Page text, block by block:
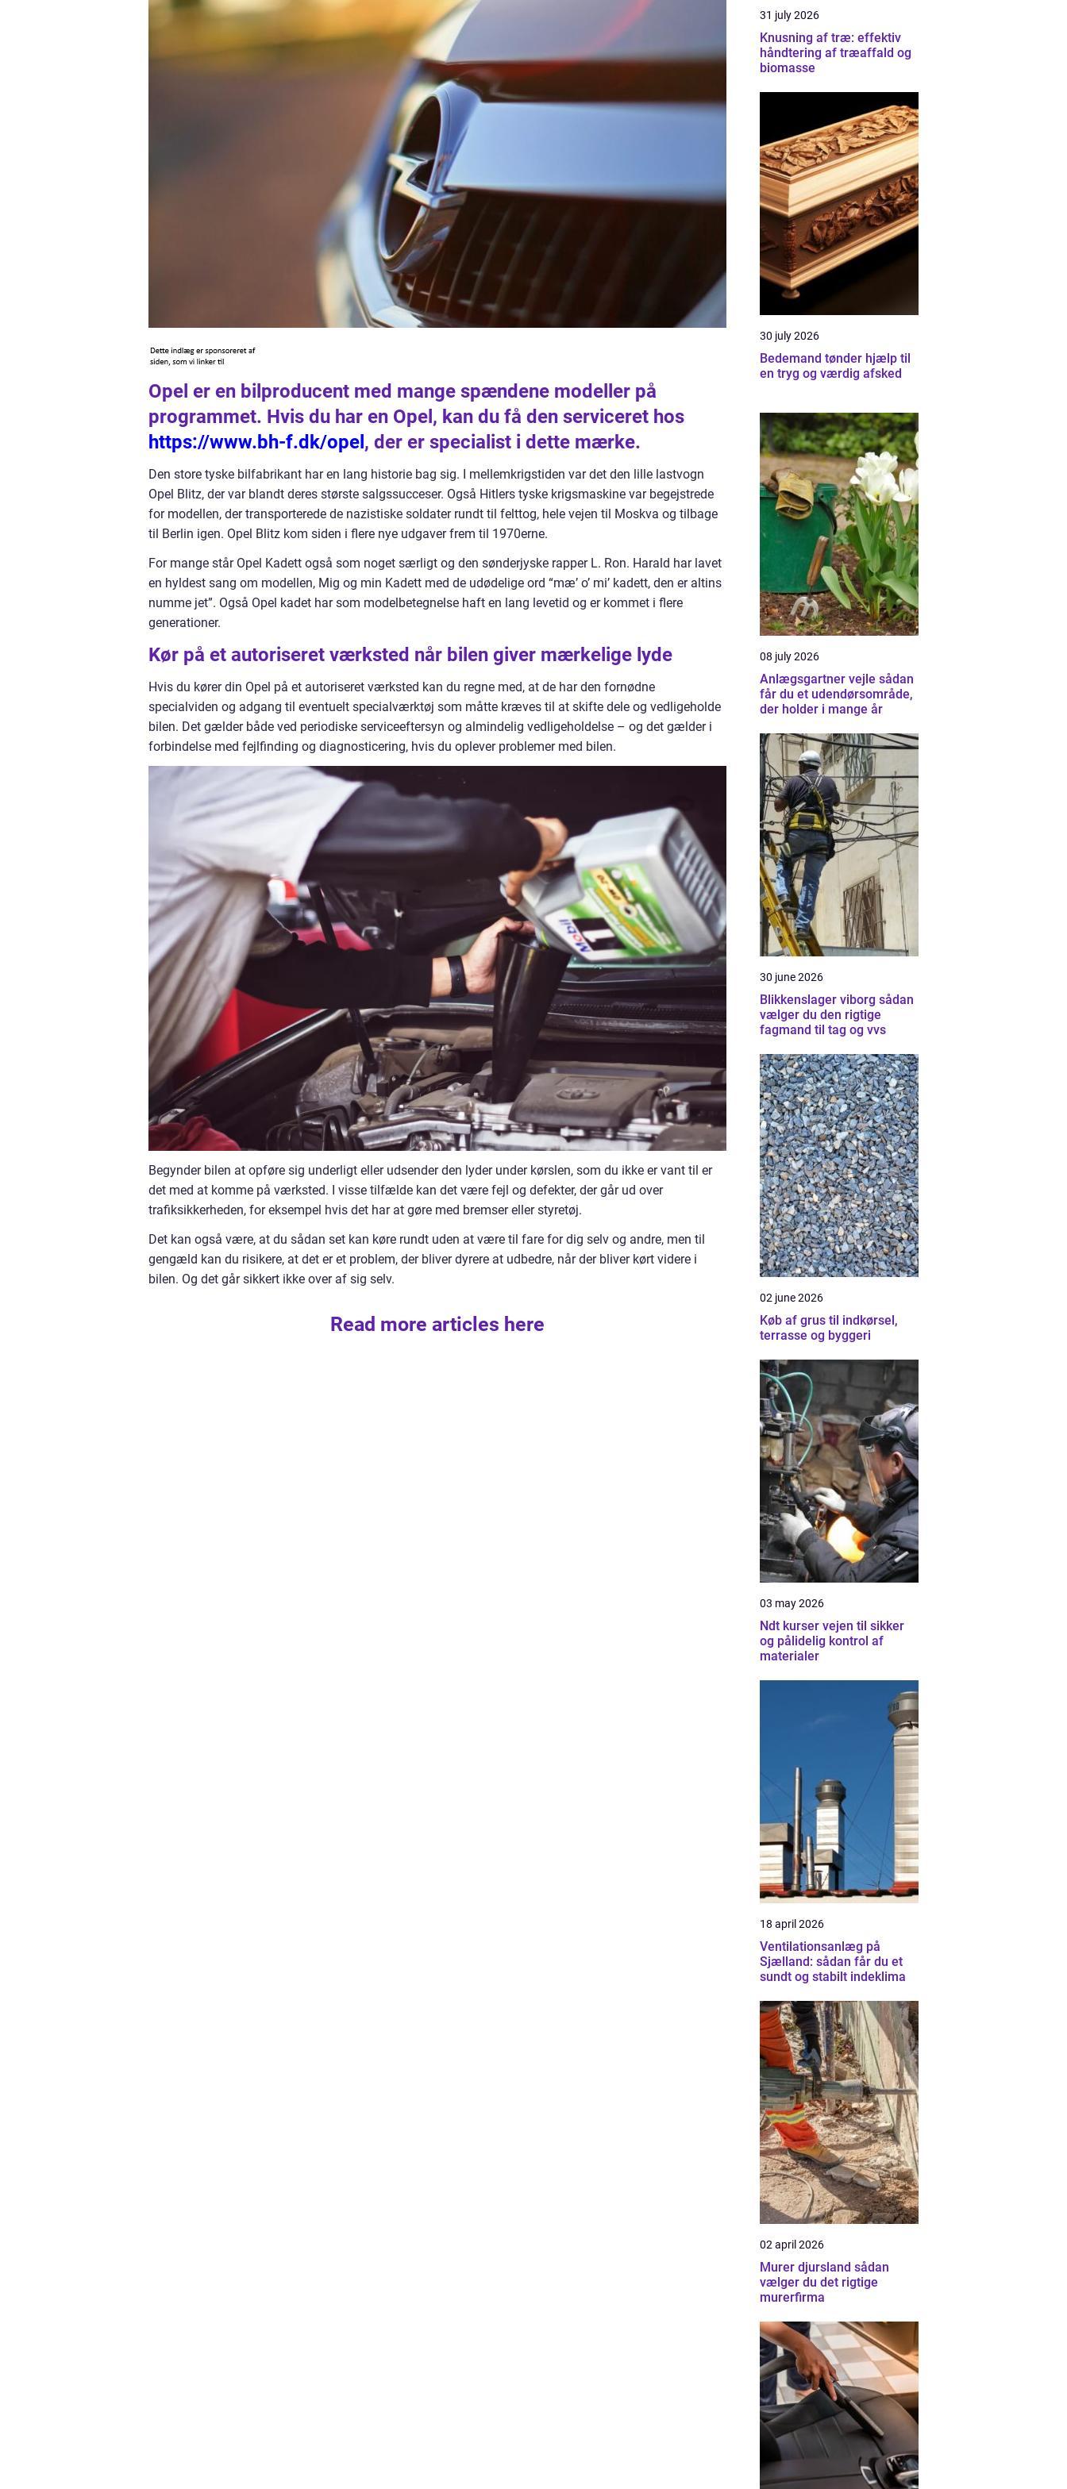
Opel er en bilproducent med mange spændene modeller på
programmet. Hvis du har en Opel, kan du få den serviceret hos
https://www.bh-f.dk/opel , der er specialist i dette mærke.
Den store tyske bilfabrikant har en lang historie bag sig. I mellemkrigstiden var det den lille lastvogn
Opel Blitz, der var blandt deres største salgssucceser. Også Hitlers tyske krigsmaskine var begejstrede
for modellen, der transporterede de nazistiske soldater rundt til felttog, hele vejen til Moskva og tilbage
til Berlin igen. Opel Blitz kom siden i flere nye udgaver frem til 1970erne.
For mange står Opel Kadett også som noget særligt og den sønderjyske rapper L. Ron. Harald har lavet
en hyldest sang om modellen, Mig og min Kadett med de udødelige ord “mæ’ o’ mi’ kadett, den er altins
numme jet”. Også Opel kadet har som modelbetegnelse haft en lang levetid og er kommet i flere
generationer.
Kør på et autoriseret værksted når bilen giver mærkelige lyde
Hvis du kører din Opel på et autoriseret værksted kan du regne med, at de har den fornødne
specialviden og adgang til eventuelt specialværktøj som måtte kræves til at skifte dele og vedligeholde
bilen. Det gælder både ved periodiske serviceeftersyn og almindelig vedligeholdelse – og det gælder i
forbindelse med fejlfinding og diagnosticering, hvis du oplever problemer med bilen.
Begynder bilen at opføre sig underligt eller udsender den lyder under kørslen, som du ikke er vant til er
det med at komme på værksted. I visse tilfælde kan det være fejl og defekter, der går ud over
trafiksikkerheden, for eksempel hvis det har at gøre med bremser eller styretøj.
Det kan også være, at du sådan set kan køre rundt uden at være til fare for dig selv og andre, men til
gengæld kan du risikere, at det er et problem, der bliver dyrere at udbedre, når der bliver kørt videre i
bilen. Og det går sikkert ikke over af sig selv.
Read more articles here
31 july 2026
Knusning af træ: effektiv
håndtering af træaffald og
biomasse
30 july 2026
Bedemand tønder hjælp til
en tryg og værdig afsked
08 july 2026
Anlægsgartner vejle sådan
får du et udendørsområde,
der holder i mange år
30 june 2026
Blikkenslager viborg sådan
vælger du den rigtige
fagmand til tag og vvs
02 june 2026
Køb af grus til indkørsel,
terrasse og byggeri
03 may 2026
Ndt kurser vejen til sikker
og pålidelig kontrol af
materialer
18 april 2026
Ventilationsanlæg på
Sjælland: sådan får du et
sundt og stabilt indeklima
02 april 2026
Murer djursland sådan
vælger du det rigtige
murerfirma